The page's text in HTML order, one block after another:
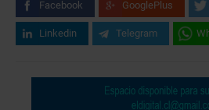
Facebook GooglePlus
Linkedin Telegram